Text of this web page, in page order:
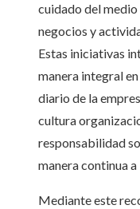
cuidado del
negocios y
Estas iniciativas
manera integral
diario de la
cultura
responsabilidad
manera continua
Mediante este